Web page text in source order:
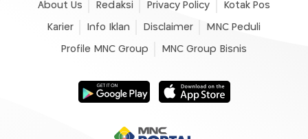
About Us Redaksi Privacy Policy Kotak Pos
Karier Info Iklan Disclaimer MNC Peduli
Profile MNC Group MNC Group Bisnis